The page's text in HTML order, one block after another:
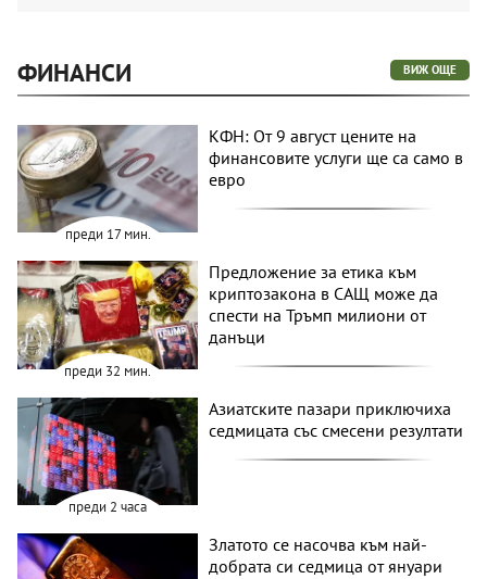
ФИНАНСИ ВИЖ ОЩЕ
преди 17 мин.
КФН: От 9 август цените на
финансовите услуги ще са само в
евро
преди 32 мин.
Предложение за етика към
криптозакона в САЩ може да
спести на Тръмп милиони от
данъци
преди 2 часа
Азиатските пазари приключиха
седмицата със смесени резултати
Златото се насочва към най-
добрата си седмица от януари